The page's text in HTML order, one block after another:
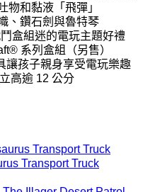
物和黏液「飛彈」
、鑽石劍與魯特琴
盒組迷的電玩主題好禮
系列盒組（另售）
讓孩子親身享受電玩樂趣
高逾 12 公分
Transport Truck